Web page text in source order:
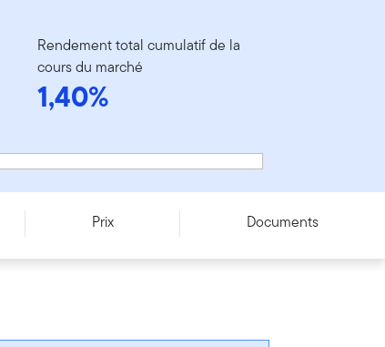
Rendement total cumulatif de la
cours du marché
1,40%
Prix Documents